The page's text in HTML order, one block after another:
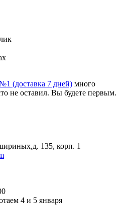
(доставка 7 дней) много
не оставил. Вы будете первым.
135, корп. 1
4 и 5 января